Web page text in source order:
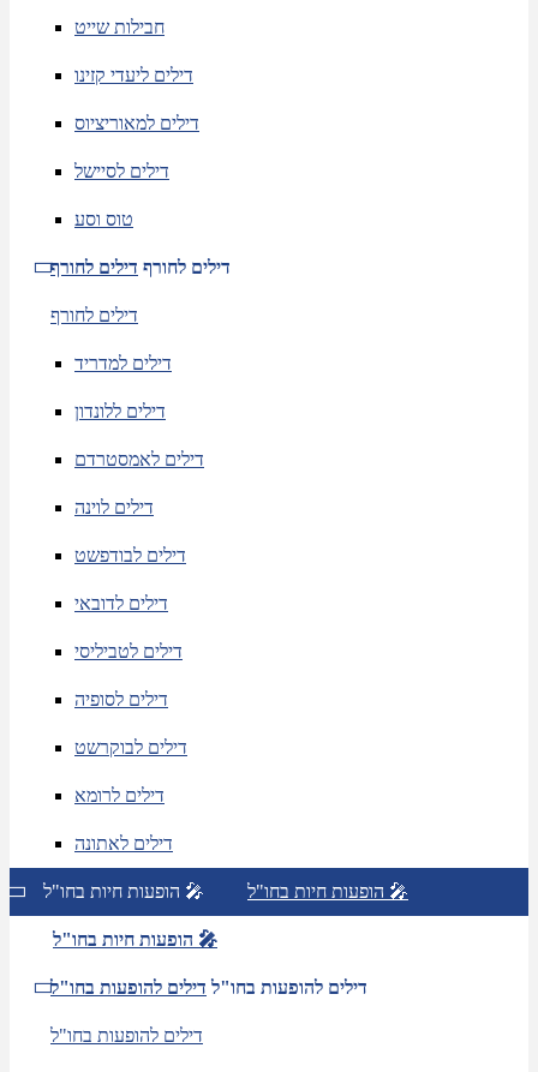
חבילות שייט
דילים ליעדי קזינו
דילים למאוריציוס
דילים לסיישל
טוס וסע
דילים לחורף דילים לחורף
דילים לחורף
דילים למדריד
דילים ללונדון
דילים לאמסטרדם
דילים לוינה
דילים לבודפשט
דילים לדובאי
דילים לטביליסי
דילים לסופיה
דילים לבוקרשט
דילים לרומא
דילים לאתונה
הופעות חיות בחו"ל 🎤 הופעות חיות בחו"ל 🎤
הופעות חיות בחו"ל 🎤
דילים להופעות בחו"ל דילים להופעות בחו"ל
דילים להופעות בחו"ל